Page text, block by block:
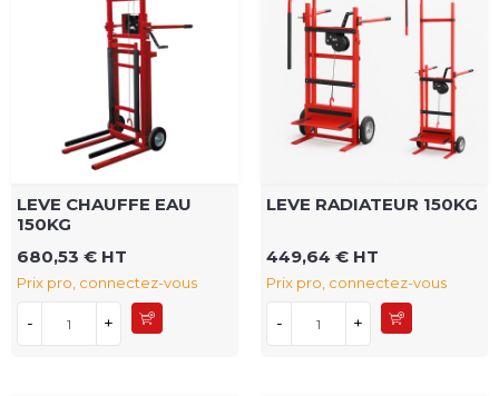
LEVE CHAUFFE EAU
150KG
680,53 € HT
Prix pro, connectez-vous
- +
LEVE RADIATEUR 150KG
449,64 € HT
Prix pro, connectez-vous
- +